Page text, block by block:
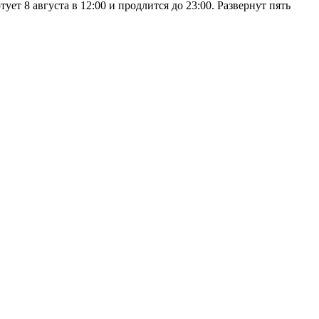
8 августа в 12:00 и продлится до 23:00. Развернут пять